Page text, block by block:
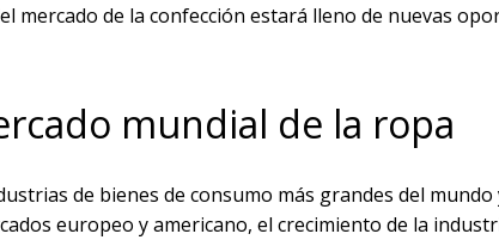
mercado de la confección estará lleno de nuevas
mundial de la ropa
de bienes de consumo más grandes del mundo
europeo y americano, el crecimiento de la